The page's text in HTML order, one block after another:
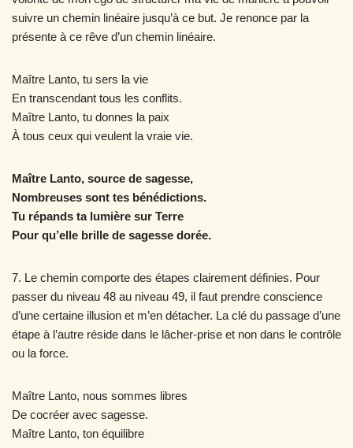
suivre un chemin linéaire jusqu’à ce but. Je renonce par la
présente à ce rêve d’un chemin linéaire.
Maître Lanto, tu sers la vie
En transcendant tous les conflits.
Maître Lanto, tu donnes la paix
À tous ceux qui veulent la vraie vie.
Maître Lanto, source de sagesse,
Nombreuses sont tes bénédictions.
Tu répands ta lumière sur Terre
Pour qu’elle brille de sagesse dorée.
7. Le chemin comporte des étapes clairement définies. Pour
passer du niveau 48 au niveau 49, il faut prendre conscience
d’une certaine illusion et m’en détacher. La clé du passage d’une
étape à l’autre réside dans le lâcher-prise et non dans le contrôle
ou la force.
Maître Lanto, nous sommes libres
De cocréer avec sagesse.
Maître Lanto, ton équilibre